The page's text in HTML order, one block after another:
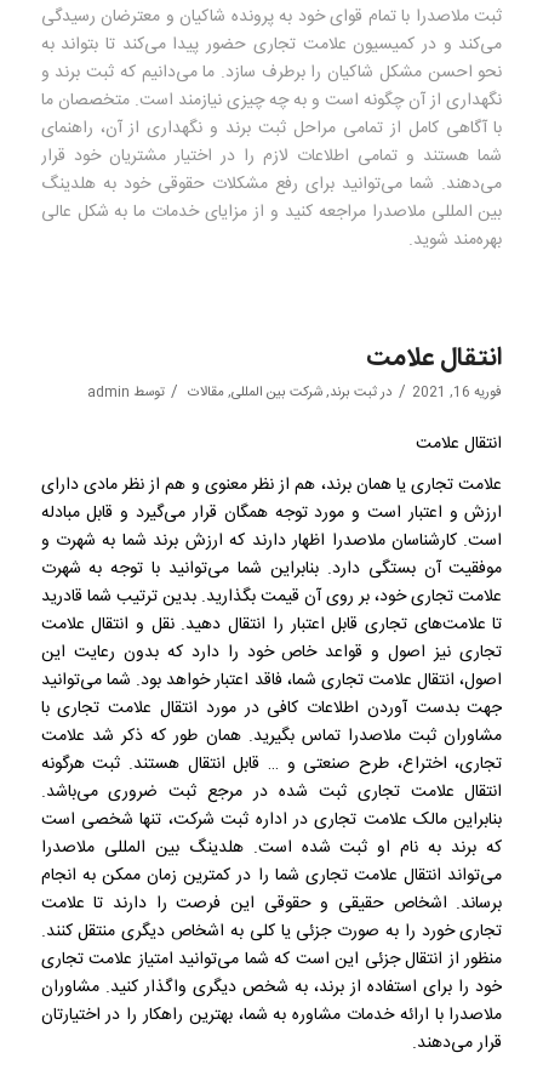
ثبت ملاصدرا با تمام قوای خود به پرونده شاکیان و معترضان رسیدگی
می‌کند و در کمیسیون علامت تجاری حضور پیدا می‌کند تا بتواند به
نحو احسن مشکل شاکیان را برطرف سازد. ما می‌دانیم که ثبت برند و
نگهداری از آن چگونه است و به چه چیزی نیازمند است. متخصصان ما
با آگاهی کامل از تمامی مراحل ثبت برند و نگهداری از آن، راهنمای
شما هستند و تمامی اطلاعات لازم را در اختیار مشتریان خود قرار
می‌دهند. شما می‌توانید برای رفع مشکلات حقوقی خود به هلدینگ
بین المللی ملاصدرا مراجعه کنید و از مزایای خدمات ما به شکل عالی
بهره‌مند شوید.
انتقال علامت
فوریه 16, 2021 / در ثبت برند,شرکت بین المللی,مقالات / توسط admin
انتقال علامت
علامت تجاری یا همان برند، هم از نظر معنوی و هم از نظر مادی دارای
ارزش و اعتبار است و مورد توجه همگان قرار می‌گیرد و قابل مبادله
است. کارشناسان ملاصدرا اظهار دارند که ارزش برند شما به شهرت و
موفقیت آن بستگی دارد. بنابراین شما می‌توانید با توجه به شهرت
علامت تجاری خود، بر روی آن قیمت بگذارید. بدین ترتیب شما قادرید
تا علامت‌های تجاری قابل اعتبار را انتقال دهید. نقل و انتقال علامت
تجاری نیز اصول و قواعد خاص خود را دارد که بدون رعایت این
اصول، انتقال علامت تجاری شما، فاقد اعتبار خواهد بود. شما می‌توانید
جهت بدست آوردن اطلاعات کافی در مورد انتقال علامت تجاری با
مشاوران ثبت ملاصدرا تماس بگیرید. همان طور که ذکر شد علامت
تجاری، اختراع، طرح صنعتی و … قابل انتقال هستند. ثبت هرگونه
انتقال علامت تجاری ثبت شده در مرجع ثبت ضروری می‌باشد.
بنابراین مالک علامت تجاری در اداره ثبت شرکت، تنها شخصی است
که برند به نام او ثبت شده است. هلدینگ بین المللی ملاصدرا
می‌تواند انتقال علامت تجاری شما را در کمترین زمان ممکن به انجام
برساند. اشخاص حقیقی و حقوقی این فرصت را دارند تا علامت
تجاری خورد را به صورت جزئی یا کلی به اشخاص دیگری منتقل کنند.
منظور از انتقال جزئی این است که شما می‌توانید امتیاز علامت تجاری
خود را برای استفاده از برند، به شخص دیگری واگذار کنید. مشاوران
ملاصدرا با ارائه خدمات مشاوره به شما، بهترین راهکار را در اختیارتان
قرار می‌دهند.